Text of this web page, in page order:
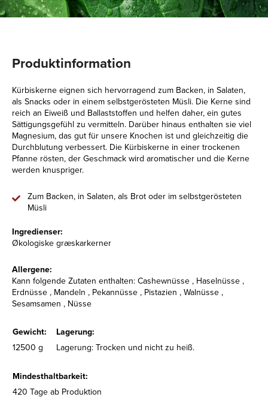
Produktinformation
Kürbiskerne eignen sich hervorragend zum Backen, in Salaten,
als Snacks oder in einem selbstgerösteten Müsli. Die Kerne sind
reich an Eiweiß und Ballaststoffen und helfen daher, ein gutes
Sättigungsgefühl zu vermitteln. Darüber hinaus enthalten sie viel
Magnesium, das gut für unsere Knochen ist und gleichzeitig die
Durchblutung verbessert. Die Kürbiskerne in einer trockenen
Pfanne rösten, der Geschmack wird aromatischer und die Kerne
werden knuspriger.
Zum Backen, in Salaten, als Brot oder im selbstgerösteten
Müsli
Ingredienser:
Økologiske græskarkerner
Allergene:
Kann folgende Zutaten enthalten: Cashewnüsse , Haselnüsse ,
Erdnüsse , Mandeln , Pekannüsse , Pistazien , Walnüsse ,
Sesamsamen , Nüsse
Gewicht: Lagerung:
12500 g Lagerung: Trocken und nicht zu heiß.
Mindesthaltbarkeit:
420 Tage ab Produktion